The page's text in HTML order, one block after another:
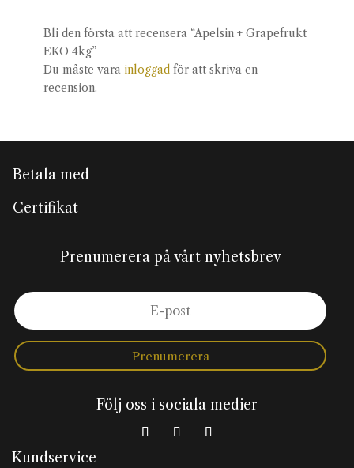
Bli den första att recensera “Apelsin + Grapefrukt
EKO 4kg”
Du måste vara inloggadför att skriva en
recension.
Betala med
Certifikat
Prenumerera på vårt nyhetsbrev
Prenumerera
Följ oss i sociala medier
Kundservice